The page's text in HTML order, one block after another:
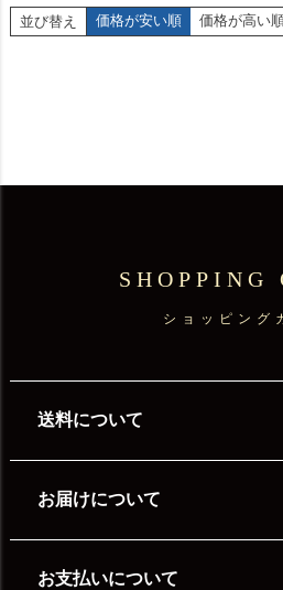
並び替え 価格が安い順 価格が高い
SHOPPING
ショッピング
送料について
お届けについて
お支払いについて